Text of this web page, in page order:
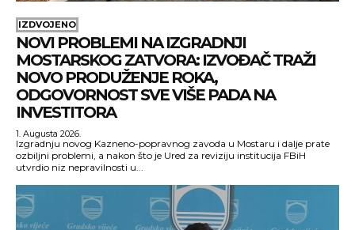
IZDVOJENO
NOVI PROBLEMI NA IZGRADNJI
MOSTARSKOG ZATVORA: IZVOĐAČ TRAŽI
NOVO PRODUŽENJE ROKA,
ODGOVORNOST SVE VIŠE PADA NA
INVESTITORA
1. Augusta 2026.
Izgradnju novog Kazneno-popravnog zavoda u Mostaru i dalje prate
ozbiljni problemi, a nakon što je Ured za reviziju institucija FBiH
utvrdio niz nepravilnosti u...